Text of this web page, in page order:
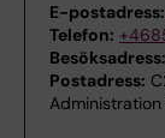
E-postadress:
Telefon:
Besöksadress:
Postadress:
Administration